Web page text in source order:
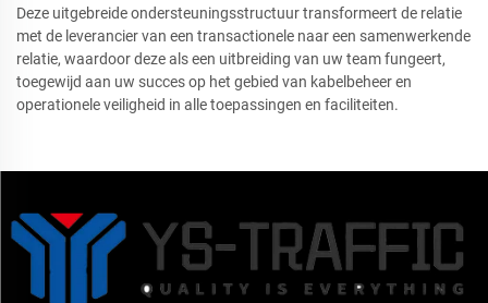
Deze uitgebreide ondersteuningsstructuur transformeert de relatie
met de leverancier van een transactionele naar een samenwerkende
relatie, waardoor deze als een uitbreiding van uw team fungeert,
toegewijd aan uw succes op het gebied van kabelbeheer en
operationele veiligheid in alle toepassingen en faciliteiten.